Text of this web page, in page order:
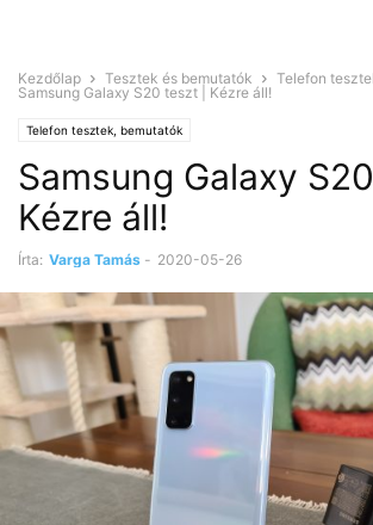
Kezdőlap Tesztek és bemutatók
Telefon
Samsung Galaxy S20 teszt | Kézre áll!
Telefon tesztek, bemutatók
Samsung Galaxy
Kézre áll!
Írta: Varga Tamás - 2020-05-26